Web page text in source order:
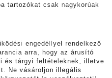
tartozókat csak nagykorúak
engedéllyel rendelkező
arra, hogy az árusító
és tárgyi feltételeknek, illetve
Ne vásároljon illegális